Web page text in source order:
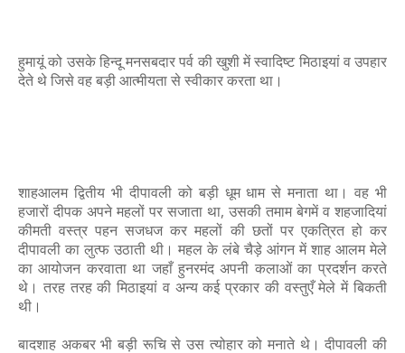
हुमायूं को उसके हिन्दू मनसबदार पर्व की खुशी में स्वादिष्ट मिठाइयां व उपहार
देते थे जिसे वह बड़ी आत्मीयता से स्वीकार करता था।
शाहआलम द्वितीय भी दीपावली को बड़ी धूम धाम से मनाता था। वह भी
हजारों दीपक अपने महलों पर सजाता था, उसकी तमाम बेगमें व शहजादियां
कीमती वस्त्र पहन सजधज कर महलों की छतों पर एकत्रित हो कर
दीपावली का लुत्फ उठाती थी। महल के लंबे चैड़े आंगन में शाह आलम मेले
का आयोजन करवाता था जहाँ हुनरमंद अपनी कलाओं का प्रदर्शन करते
थे। तरह तरह की मिठाइयां व अन्य कई प्रकार की वस्तुएँ मेले में बिकती
थी।
बादशाह अकबर भी बड़ी रूचि से उस त्योहार को मनाते थे। दीपावली की